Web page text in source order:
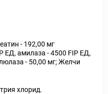
- 192,00 мг
ЕД, амилаза - 4500 FIР ЕД,
- 50,00 мг; Желчи
хлорид.